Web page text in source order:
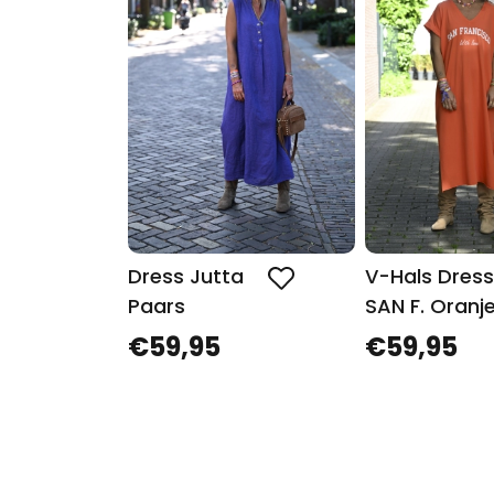
Dress Jutta
Paars
€59,95
V-Hals Dress
SAN F.
€59,95